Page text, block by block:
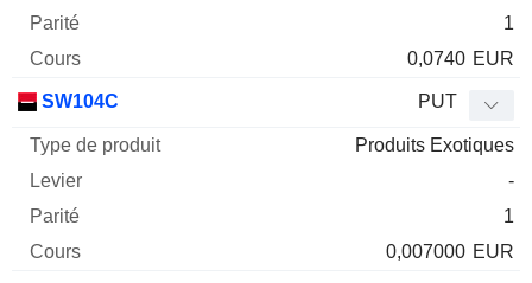
1
0,0740 EUR
SW104C PUT
Produits Exotiques
-
1
0,007000 EUR